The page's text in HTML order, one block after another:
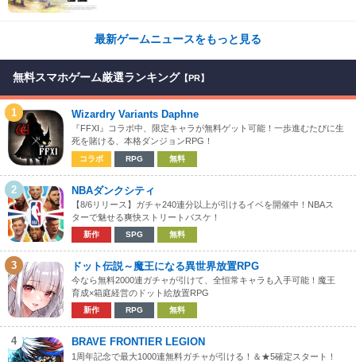
最新ゲームニュースをもっと見る
無料スマホゲーム厳選ランキング 【PR】
1 Wizardry Variants Daphne
『FFXI』コラボ中、限定キャラが無料ゲット可能！一歩進むたびに生
死を賭ける、本格ダンジョンRPG！
コラボ RPG 無料
2 NBAダンクシティ
【8/6リリース】ガチャ240連分以上が引けるイベを開催中！NBAス
ターで魅せる爽快ストリートバスケ！
新作 SPG 無料
3 ドット伝説～魔王になる異世界放置RPG
今なら無料2000連ガチャが引けて、全恒常キャラも入手可能！魔王
育成×箱庭経営のドット絵放置RPG
新作 RPG 無料
4 BRAVE FRONTIER LEGION
1周年記念で最大1000連無料ガチャが引ける！＆★5確定スタート！